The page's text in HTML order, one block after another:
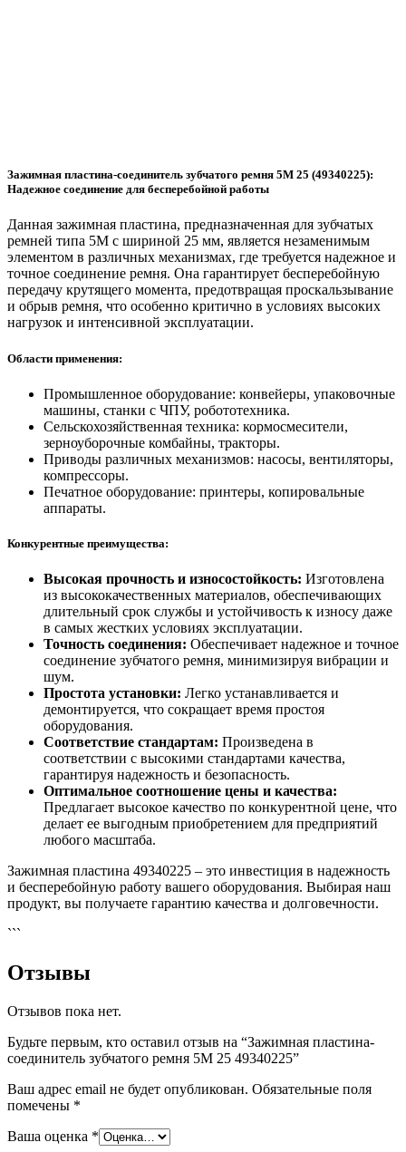
Зажимная пластина-соединитель зубчатого ремня 5M 25 (49340225):
Надежное соединение для бесперебойной работы
Данная зажимная пластина, предназначенная для зубчатых
ремней типа 5M с шириной 25 мм, является незаменимым
элементом в различных механизмах, где требуется надежное и
точное соединение ремня. Она гарантирует бесперебойную
передачу крутящего момента, предотвращая проскальзывание
и обрыв ремня, что особенно критично в условиях высоких
нагрузок и интенсивной эксплуатации.
Области применения:
Промышленное оборудование: конвейеры, упаковочные
машины, станки с ЧПУ, робототехника.
Сельскохозяйственная техника: кормосмесители,
зерноуборочные комбайны, тракторы.
Приводы различных механизмов: насосы, вентиляторы,
компрессоры.
Печатное оборудование: принтеры, копировальные
аппараты.
Конкурентные преимущества:
Высокая прочность и износостойкость: Изготовлена
из высококачественных материалов, обеспечивающих
длительный срок службы и устойчивость к износу даже
в самых жестких условиях эксплуатации.
Точность соединения: Обеспечивает надежное и точное
соединение зубчатого ремня, минимизируя вибрации и
шум.
Простота установки: Легко устанавливается и
демонтируется, что сокращает время простоя
оборудования.
Соответствие стандартам: Произведена в
соответствии с высокими стандартами качества,
гарантируя надежность и безопасность.
Оптимальное соотношение цены и качества:
Предлагает высокое качество по конкурентной цене, что
делает ее выгодным приобретением для предприятий
любого масштаба.
Зажимная пластина 49340225 – это инвестиция в надежность
и бесперебойную работу вашего оборудования. Выбирая наш
продукт, вы получаете гарантию качества и долговечности.
```
Отзывы
Отзывов пока нет.
Будьте первым, кто оставил отзыв на “Зажимная пластина-
соединитель зубчатого ремня 5M 25 49340225”
Ваш адрес email не будет опубликован. Обязательные поля
помечены *
Ваша оценка *